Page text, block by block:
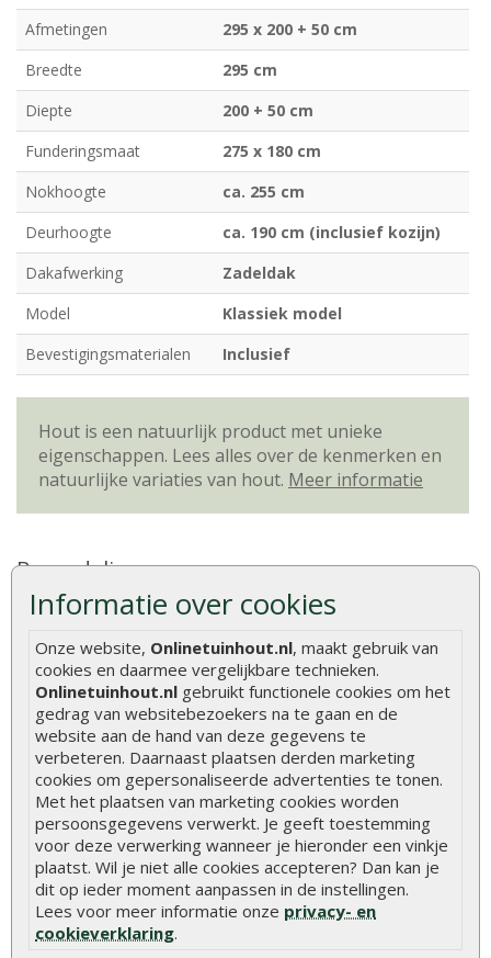
Informatie over cookies
Onze website, Onlinetuinhout.nl, maakt gebruik van
cookies en daarmee vergelijkbare technieken.
Onlinetuinhout.nl gebruikt functionele cookies om het
gedrag van websitebezoekers na te gaan en de
website aan de hand van deze gegevens te
verbeteren. Daarnaast plaatsen derden marketing
cookies om gepersonaliseerde advertenties te tonen.
Met het plaatsen van marketing cookies worden
persoonsgegevens verwerkt. Je geeft toestemming
voor deze verwerking wanneer je hieronder een vinkje
plaatst. Wil je niet alle cookies accepteren? Dan kan je
dit op ieder moment aanpassen in de instellingen.
Lees voor meer informatie onze privacy- en
cookieverklaring.
Afmetingen
295 x 200 + 50 cm
Breedte
295 cm
Diepte
200 + 50 cm
Funderingsmaat
275 x 180 cm
Nokhoogte
ca. 255 cm
Deurhoogte
ca. 190 cm (inclusief kozijn)
Dakafwerking
Zadeldak
Model
Klassiek model
Bevestigingsmaterialen
Inclusief
Hout is een natuurlijk product met unieke
eigenschappen. Lees alles over de kenmerken en
natuurlijke variaties van hout. Meer informatie
Beoordelingen
Er zijn geen beoordelingen voor dit product.
Geef beoordeling
Aanbevolen producten
Asfaltnagels verzonken 3
x 15 mm (per zak)
Asfaltnagels kunt u gebruiken
voor het vastzetten van
daklee..
Werkhandschoenen Oxxa
builder oranje-geel
Stevige handschoenen met